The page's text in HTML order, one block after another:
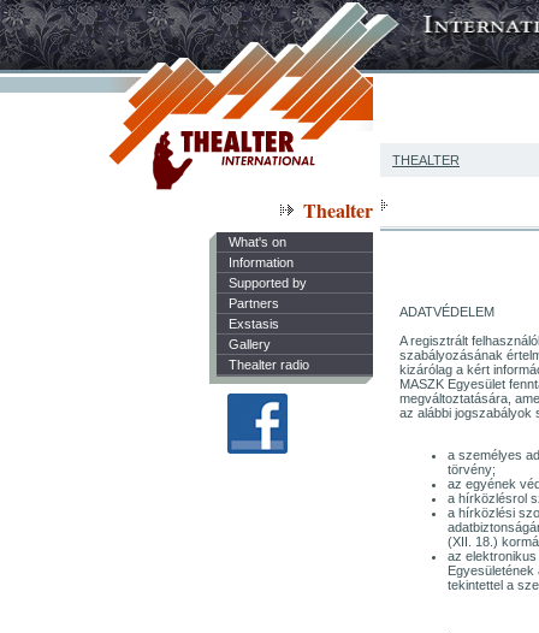
THEALTER
Thealter
What's on
Information
Supported by
Partners
Exstasis
Gallery
Thealter radio
ADATVÉDELEM
A regisztrált
szabályozásának
kizárólag a kért
MASZK Egyesület
megváltoztatására,
az alábbi jogszabályok
a személyes
törvény;
az egyének
a hírközlésrol
a hírközlési
(XII. 18.)
az
tekintettel a